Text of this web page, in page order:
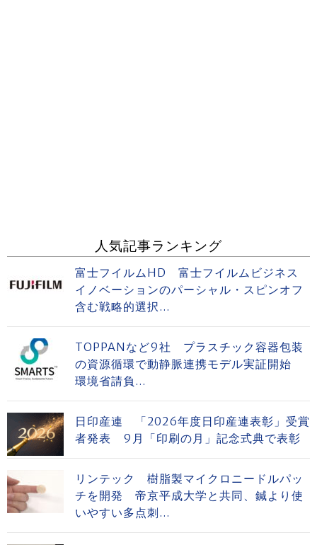
人気記事ランキング
富士フイルムHD 富士フイルムビジネス
イノベーションのパーシャル・スピンオフ
含む戦略的選択...
TOPPANなど9社 プラスチック容器包装
の資源循環で動静脈連携モデル実証開始
環境省請負...
日印産連 「2026年度日印産連表彰」受賞
者発表 9月「印刷の月」記念式典で表彰
リンテック 樹脂製マイクロニードルパッ
チを開発 帝京平成大学と共同、鍼より使
いやすい多点刺...